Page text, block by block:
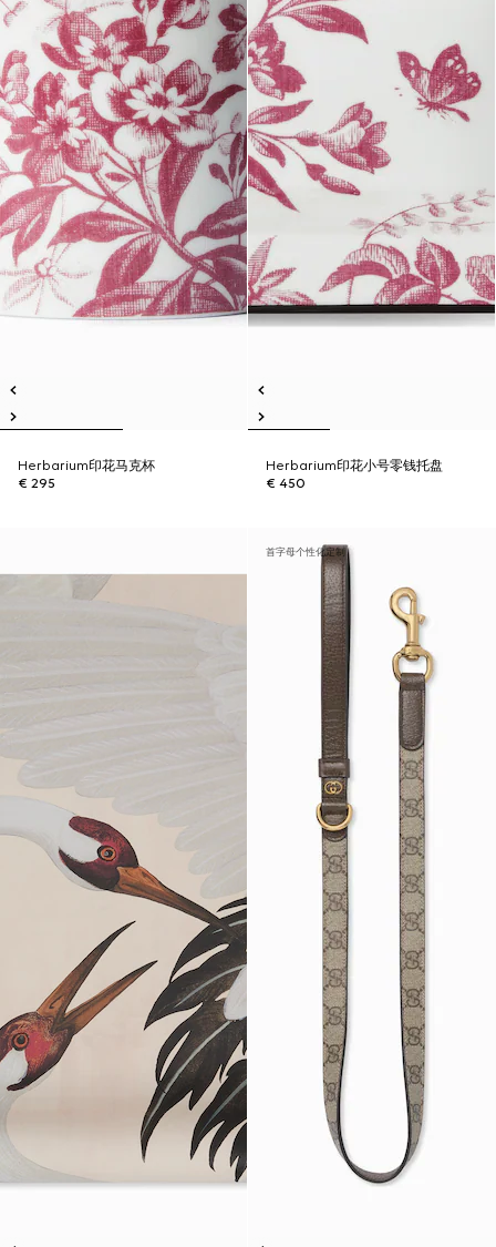
Herbarium印花马克杯
€ 295
Herbarium印花小号零钱托盘
€ 450
首字母个性化定制